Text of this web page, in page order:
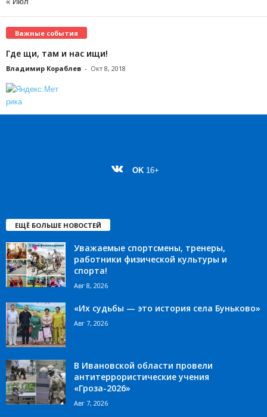
Важные события
Где щи, там и нас ищи!
Владимир Кораблев - Окт 8, 2018
OK 16+
ЕЩЁ БОЛЬШЕ НОВОСТЕЙ
Уважаемые спортсмены, тренеры,
работники физической культуры и
спорта!
Авг 8, 2026
«Их судьбы — это история села Буньково»
Авг 7, 2026
В Ивановской области провели
антитеррористические учения
«Гроза-2026»
Авг 7, 2026